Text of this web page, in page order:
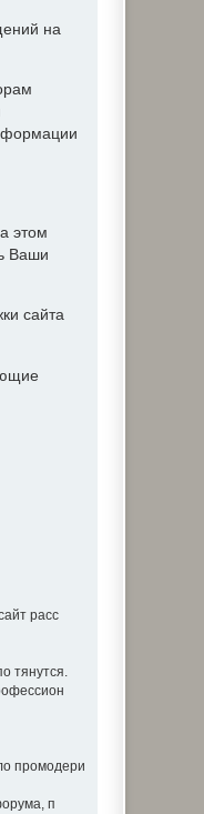
на
этом
Ваши
сайта
расс
тянутся.
промодери
п